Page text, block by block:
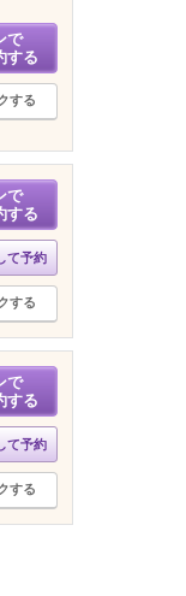
で
する
する
で
する
て予約
する
で
する
て予約
する